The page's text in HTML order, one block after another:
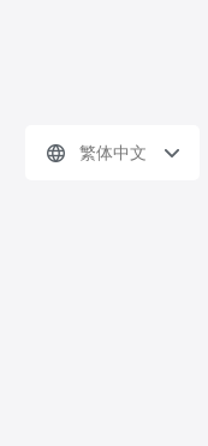
繁体中文